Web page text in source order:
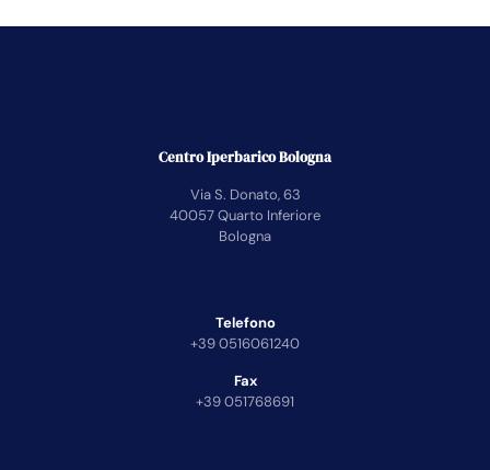
Centro Iperbarico Bologna
Via S. Donato, 63
40057 Quarto Inferiore
Bologna
Telefono
+39 0516061240
Fax
+39 051768691